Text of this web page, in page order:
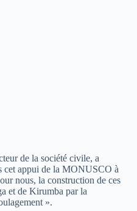
de la société civile, a
cet appui de la MONUSCO à
nous, la construction de ces
et de Kirumba par la
».